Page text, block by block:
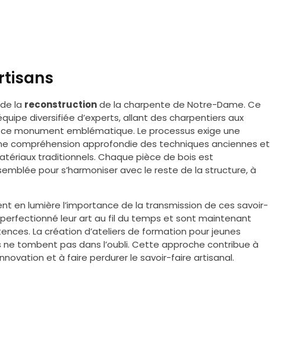
la reconstructionde la charpente de Notre-Dame. Ce
diversifiée d’experts, allant des charpentiers aux
monument emblématique. Le processus exige une
compréhension approfondie des techniques anciennes et
traditionnels. Chaque pièce de bois est
pour s’harmoniser avec le reste de la structure, à
en lumière l’importance de la transmission de ces savoir-
leur art au fil du temps et sont maintenant
La création d’ateliers de formation pour jeunes
tombent pas dans l’oubli. Cette approche contribue à
et à faire perdurer le savoir-faire artisanal.